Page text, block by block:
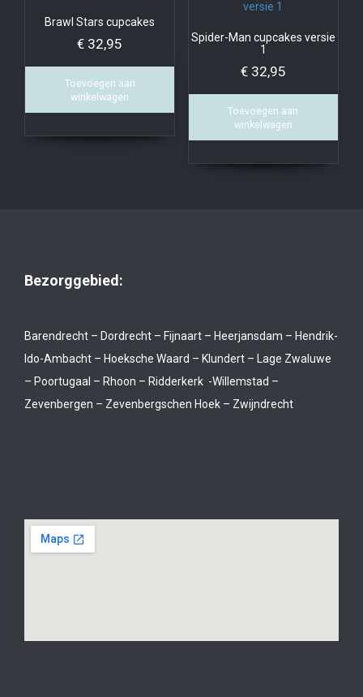
Brawl Stars cupcakes
€ 32,95
Toevoegen aan
winkelwagen
Spider-Man cupcakes versie
1
€32,95
Toevoegen aan
winkelwagen
Bezorggebied:
Barendrecht – Dordrecht – Fijnaart – Heerjansdam – Hendrik-
Ido-Ambacht – Hoeksche Waard – Klundert – Lage Zwaluwe
– Poortugaal – Rhoon – Ridderkerk -Willemstad –
Zevenbergen – Zevenbergschen Hoek – Zwijndrecht